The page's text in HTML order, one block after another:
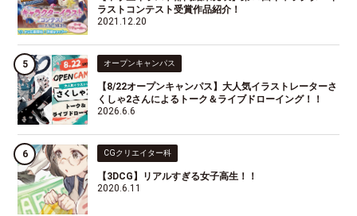
ラストコンテスト受賞作品紹介！
2021.12.20
オープンキャンパス
【8/22オープンキャンパス】大人気イラストレーターさ
くしゃ2さんによるトーク＆ライブドローイング！！
2026.6.6
CGクリエイター科
【3DCG】リアルすぎる女子高生！！
2020.6.11